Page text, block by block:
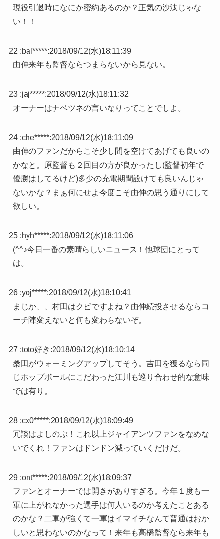
現役引退時になにか密約あるのか？正気の沙汰じゃな
い！！
22 :bal*****:2018/09/12(水)18:11:39
由伸来年も監督ならつまらないから見ない。
23 :jaj*****:2018/09/12(水)18:11:32
オーナーはナベツネの言いなりってことでしよ。
24 :che*****:2018/09/12(水)18:11:09
由伸のファンだからこそ少し間を空けてあげても良いの
かなと。原監督も２回目の方が良かったし(監督初年で
優勝はしてるけど)多少の充電期間設けても良いんじゃ
ないかな？まぁ何にせよ今度こそ由伸の思う通りにして
欲しい。
25 :hyh*****:2018/09/12(水)18:11:06
(^^♪今日一番の素晴らしいニュース！他球団にとって
は。
26 :yoj*****:2018/09/12(水)18:10:41
まじか、、村田はクビですよね？由伸続投させるならコ
ーチ陣変えないと何も変わらないぞ。
27 :toto好き :2018/09/12(水)18:10:14
桑田がウォーミングアップしてそう。吉田を獲るなら同
じホップボールにこだわった江川も巡り合わせ的な意味
では有り。
28 :cx0*****:2018/09/12(水)18:09:49
冗談はよしのぶ！これ以上ジャイアンツファンをなめな
いでくれ！ファンはドンドン減っていくだけだ。
29 :ont*****:2018/09/12(水)18:09:37
ファンとオーナーでは開きがありすぎる。今年１度も一
軍に上がれなかった選手は何人いるのか考えたことある
のかな？二軍が強くて一軍はイマイチなんて普通はおか
しいと思わないのかなって！来年も高橋監督なら来年も